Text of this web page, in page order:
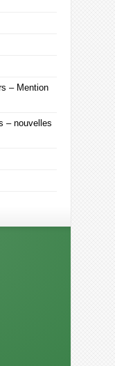
– Mention
– nouvelles